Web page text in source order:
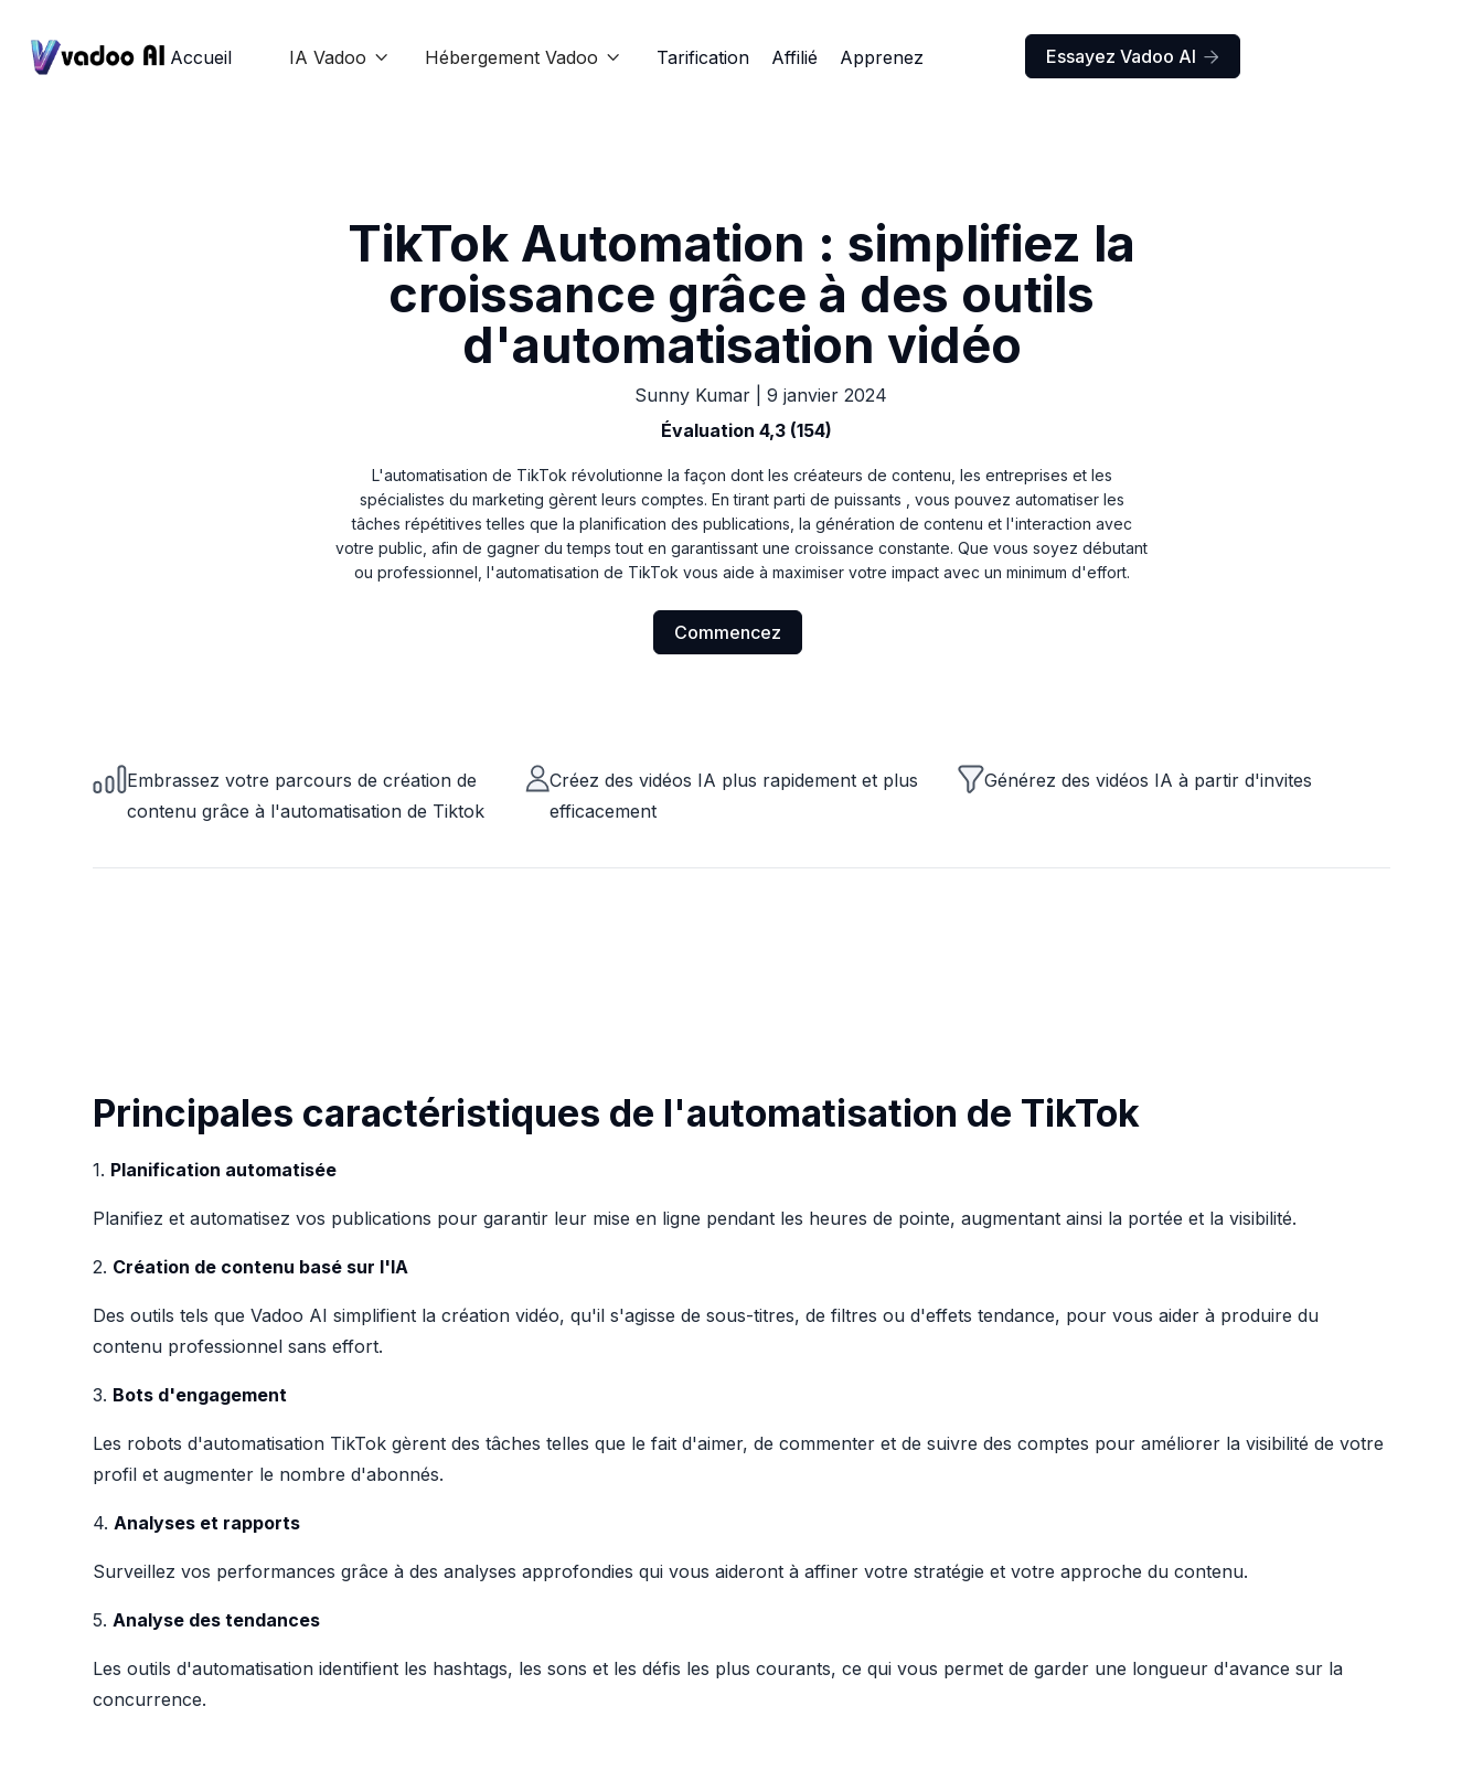
Accueil IA Vadoo  Hébergement Vadoo  Tarification Affilié Apprenez Essayez Vadoo AI 
TikTok Automation : simplifiez la
croissance grâce à des outils
d'automatisation vidéo
Sunny Kumar
9 janvier 2024
Évaluation 4,3 (154)
L'automatisation de TikTok révolutionne la façon dont les créateurs de contenu, les entreprises et les
spécialistes du marketing gèrent leurs comptes. En tirant parti de puissants
, vous pouvez automatiser les
tâches répétitives telles que la planification des publications, la génération de contenu et l'interaction avec
votre public, afin de gagner du temps tout en garantissant une croissance constante. Que vous soyez débutant
ou professionnel, l'automatisation de TikTok vous aide à maximiser votre impact avec un minimum d'effort.
Commencez
Embrassez votre parcours de création de
contenu grâce à l'automatisation de Tiktok
Créez des vidéos IA plus rapidement et plus
efficacement
Générez des vidéos IA à partir d'invites
Principales caractéristiques de l'automatisation de TikTok
1. Planification automatisée
Planifiez et automatisez vos publications pour garantir leur mise en ligne pendant les heures de pointe, augmentant ainsi la portée et la visibilité.
2. Création de contenu basé sur l'IA
Des outils tels que Vadoo AI simplifient la création vidéo, qu'il s'agisse de sous-titres, de filtres ou d'effets tendance, pour vous aider à produire du
contenu professionnel sans effort.
3. Bots d'engagement
Les robots d'automatisation TikTok gèrent des tâches telles que le fait d'aimer, de commenter et de suivre des comptes pour améliorer la visibilité de votre
profil et augmenter le nombre d'abonnés.
4. Analyses et rapports
Surveillez vos performances grâce à des analyses approfondies qui vous aideront à affiner votre stratégie et votre approche du contenu.
5. Analyse des tendances
Les outils d'automatisation identifient les hashtags, les sons et les défis les plus courants, ce qui vous permet de garder une longueur d'avance sur la
concurrence.